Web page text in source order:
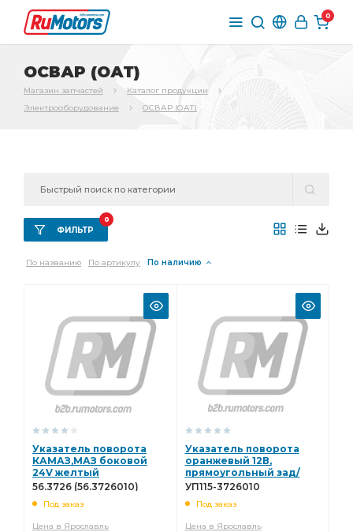
0
ОСВАР (ОАТ)
Магазин запчастей
Каталог продукции
Электрооборудование
ОСВАР (ОАТ)
ФИЛЬТР
0
По названию По артикулу По наличию
Указатель поворота
КАМАЗ,МАЗ боковой
24V желтый
(ан.112.03.30) ОСВАР
56.3726 (56.3726010)
Под заказ
Цена в Ярославль
Указатель поворота
оранжевый 12В,
прямоугольный зад/
перед ПАЗ-3205
3726010
УП115-3726010
Под заказ
Цена в Ярославль